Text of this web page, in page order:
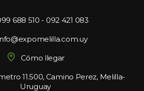
688 510 - 092 421 083
Cómo llegar
11.500, Camino Perez, Melilla-
Uruguay